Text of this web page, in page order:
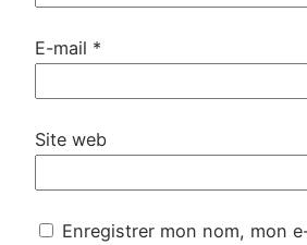
E-mail *
Site web
Enregistrer mon nom, mon